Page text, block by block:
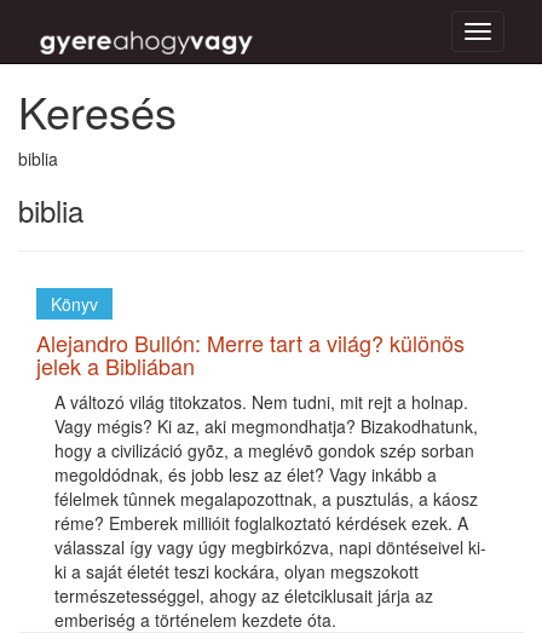
Toggle
Keresés
biblia
biblia
Könyv
Alejandro Bullón: Merre tart a világ? különös
jelek a Bibliában
A változó világ titokzatos. Nem tudni, mit rejt a holnap.
Vagy mégis? Ki az, aki megmondhatja? Bizakodhatunk,
hogy a civilizáció gyõz, a meglévõ gondok szép sorban
megoldódnak, és jobb lesz az élet? Vagy inkább a
félelmek tûnnek megalapozottnak, a pusztulás, a káosz
réme? Emberek millióit foglalkoztató kérdések ezek. A
válasszal így vagy úgy megbirkózva, napi döntéseivel ki-
ki a saját életét teszi kockára, olyan megszokott
természetességgel, ahogy az életciklusait járja az
emberiség a történelem kezdete óta.